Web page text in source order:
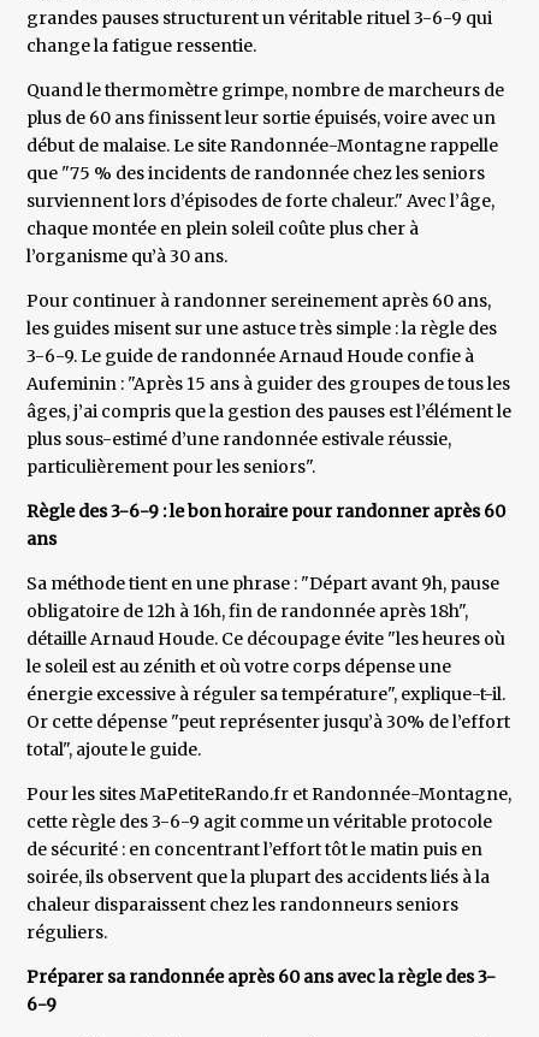
grandes pauses structurent un véritable rituel 3-6-9 qui
change la fatigue ressentie.
Quand le thermomètre grimpe, nombre de marcheurs de
plus de 60 ans finissent leur sortie épuisés, voire avec un
début de malaise. Le site Randonnée-Montagne rappelle
que "75 % des incidents de randonnée chez les seniors
surviennent lors d’épisodes de forte chaleur." Avec l’âge,
chaque montée en plein soleil coûte plus cher à
l’organisme qu’à 30 ans.
Pour continuer à randonner sereinement après 60 ans,
les guides misent sur une astuce très simple : la règle des
3-6-9. Le guide de randonnée Arnaud Houde confie à
Aufeminin : "Après 15 ans à guider des groupes de tous les
âges, j’ai compris que la gestion des pauses est l’élément le
plus sous-estimé d’une randonnée estivale réussie,
particulièrement pour les seniors".
Règle des 3-6-9 : le bon horaire pour randonner après 60
ans
Sa méthode tient en une phrase : "Départ avant 9h, pause
obligatoire de 12h à 16h, fin de randonnée après 18h",
détaille Arnaud Houde. Ce découpage évite "les heures où
le soleil est au zénith et où votre corps dépense une
énergie excessive à réguler sa température", explique-t-il.
Or cette dépense "peut représenter jusqu’à 30% de l’effort
total", ajoute le guide.
Pour les sites MaPetiteRando.fr et Randonnée-Montagne,
cette règle des 3-6-9 agit comme un véritable protocole
de sécurité : en concentrant l’effort tôt le matin puis en
soirée, ils observent que la plupart des accidents liés à la
chaleur disparaissent chez les randonneurs seniors
réguliers.
Préparer sa randonnée après 60 ans avec la règle des 3-
6-9